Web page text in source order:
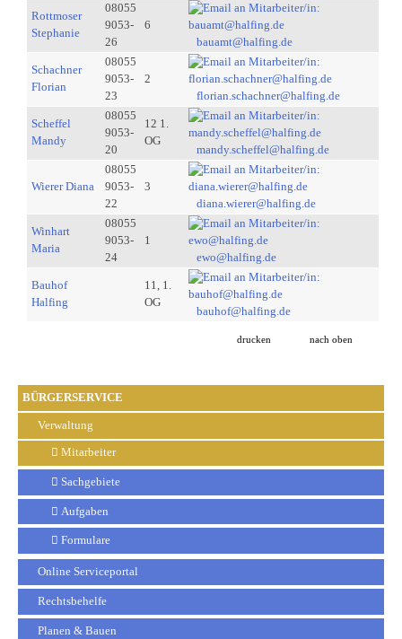
BÜRGERSERVICE
Verwaltung
Mitarbeiter
Sachgebiete
Aufgaben
Formulare
Online Serviceportal
Rechtsbehelfe
Planen & Bauen
Rottmoser
Stephanie
08055
9053-
26
6
bauamt@halfing.de
Schachner
Florian
08055
9053-
23
2
florian.schachner@halfing.de
Scheffel
Mandy
08055
9053-
20
12 1.
OG
mandy.scheffel@halfing.de
Wierer Diana
08055
9053-
22
3
diana.wierer@halfing.de
Winhart
Maria
08055
9053-
24
1
ewo@halfing.de
Bauhof
Halfing
11, 1.
OG
bauhof@halfing.de
drucken nach oben